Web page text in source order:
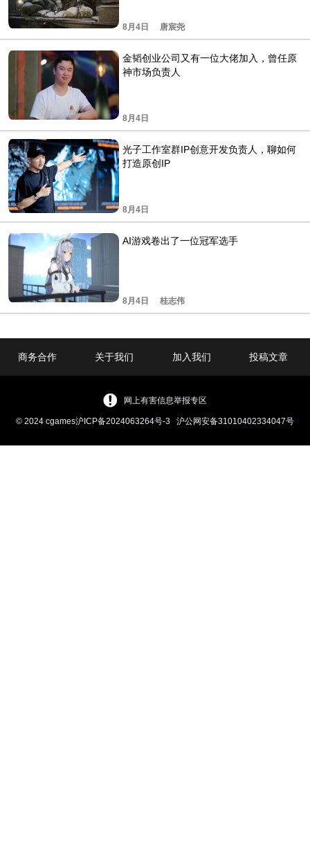
8月4日 唐宸尧
金韬创业公司又有一位大佬加入，曾任原
神市场负责人
8月4日
光子工作室群IP创意开发负责人，聊如何
打造原创IP
8月4日
AI游戏卷出了一位冠军选手
8月4日 桂志伟
商务合作 关于我们 加入我们 投稿文章
网上有害信息举报专区
© 2024 cgames沪ICP备2024063264号-3 沪公网安备31010402334047号